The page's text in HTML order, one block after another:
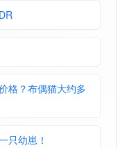
格？布偶猫大约多
只幼崽！